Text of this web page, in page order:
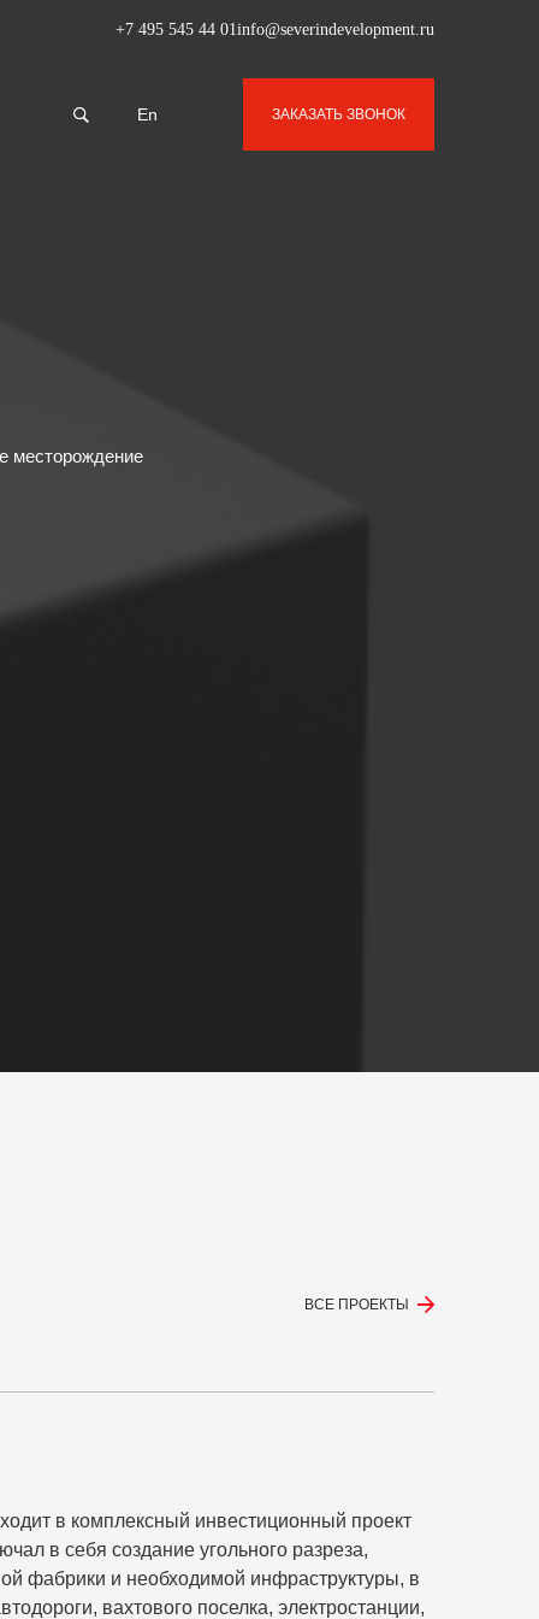
+7 495 545 44 01info@severindevelopment.ru
En ЗАКАЗАТЬ ЗВОНОК
месторождение
ВСЕ ПРОЕКТЫ
в комплексный инвестиционный проект
в себя создание угольного разреза,
фабрики и необходимой инфраструктуры, в
вахтового поселка, электростанции,